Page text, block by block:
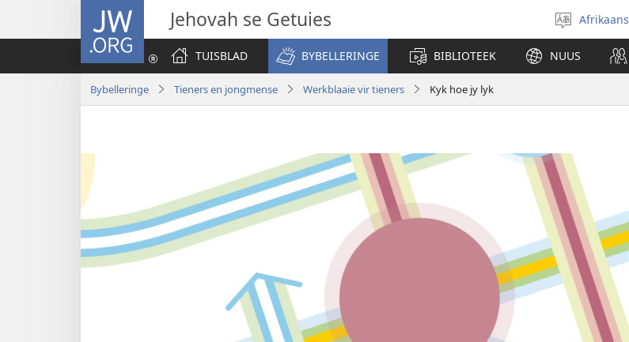
JW.ORG Jehovah se Getuies
Kies
taal
Afrikaans
TUISBLAD
BYBELLERINGE BIBLIOTEEK NUUS
Bybelleringe Tieners en jongmense Werkblaaie vir tieners Kyk hoe jy lyk